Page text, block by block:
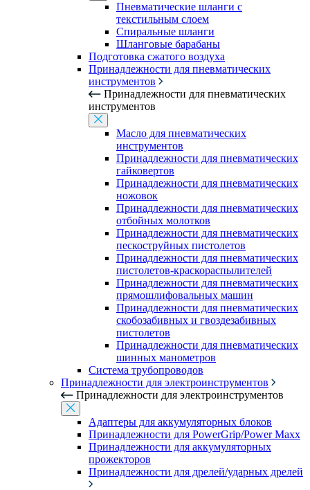
Пневматические шланги с
текстильным слоем
Спиральные шланги
Шланговые барабаны
Подготовка сжатого воздуха
Принадлежности для пневматических
инструментов
Принадлежности для пневматических
инструментов
Масло для пневматических
инструментов
Принадлежности для пневматических
гайковертов
Принадлежности для пневматических
ножовок
Принадлежности для пневматических
отбойных молотков
Принадлежности для пневматических
пескоструйных пистолетов
Принадлежности для пневматических
пистолетов-краскораспылителей
Принадлежности для пневматических
прямошлифовальных машин
Принадлежности для пневматических
скобозабивных и гвоздезабивных
пистолетов
Принадлежности для пневматических
шинных манометров
Система трубопроводов
Принадлежности для электроинструментов
Принадлежности для электроинструментов
Адаптеры для аккумуляторных блоков
Принадлежности для PowerGrip/Power Maxx
Принадлежности для аккумуляторных
прожекторов
Принадлежности для дрелей/ударных дрелей